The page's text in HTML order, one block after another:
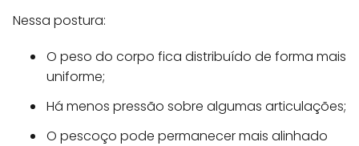
Nessa postura:
O peso do corpo fica distribuído de forma mais
uniforme;
Há menos pressão sobre algumas articulações;
O pescoço pode permanecer mais alinhado